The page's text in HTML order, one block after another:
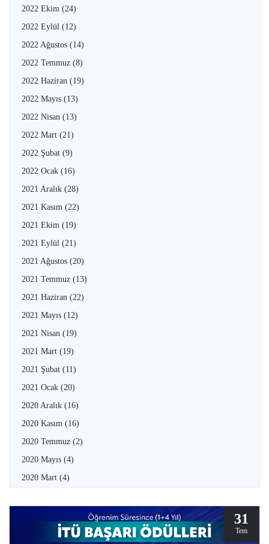
2022 Ekim (24)
2022 Eylül (12)
2022 Ağustos (14)
2022 Temmuz (8)
2022 Haziran (19)
2022 Mayıs (13)
2022 Nisan (13)
2022 Mart (21)
2022 Şubat (9)
2022 Ocak (16)
2021 Aralık (28)
2021 Kasım (22)
2021 Ekim (19)
2021 Eylül (21)
2021 Ağustos (20)
2021 Temmuz (13)
2021 Haziran (22)
2021 Mayıs (12)
2021 Nisan (19)
2021 Mart (19)
2021 Şubat (11)
2021 Ocak (20)
2020 Aralık (16)
2020 Kasım (16)
2020 Temmuz (2)
2020 Mayıs (4)
2020 Mart (4)
31
Tem